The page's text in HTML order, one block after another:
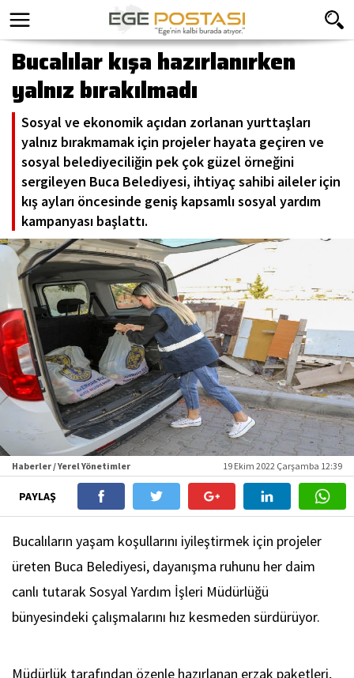
Bucalılar kışa hazırlanırken
yalnız bırakılmadı
Sosyal ve ekonomik açıdan zorlanan yurttaşları
yalnız bırakmamak için projeler hayata geçiren ve
sosyal belediyeciliğin pek çok güzel örneğini
sergileyen Buca Belediyesi, ihtiyaç sahibi aileler için
kış ayları öncesinde geniş kapsamlı sosyal yardım
kampanyası başlattı.
Haberler / Yerel Yönetimler 19 Ekim 2022 Çarşamba 12:39
PAYLAŞ
Bucalıların yaşam koşullarını iyileştirmek için projeler
üreten Buca Belediyesi, dayanışma ruhunu her daim
canlı tutarak Sosyal Yardım İşleri Müdürlüğü
bünyesindeki çalışmalarını hız kesmeden sürdürüyor.
Müdürlük tarafından özenle hazırlanan erzak paketleri,